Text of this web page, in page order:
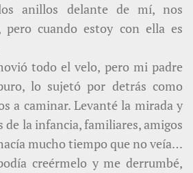
anillos delante de mí, nos
pero cuando estoy con ella es
todo el velo, pero mi padre
lo sujetó por detrás como
a caminar. Levanté la mirada y
de la infancia, familiares, amigos
mucho tiempo que no veía…
creérmelo y me derrumbé,